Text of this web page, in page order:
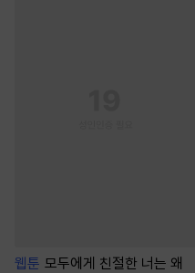
웹툰 모두에게 친절한 너는 왜